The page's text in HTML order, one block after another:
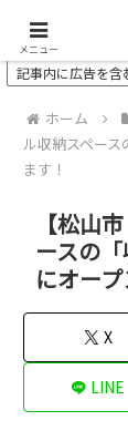
＼ 松
記事内に広告を含
ホーム
ル収納スペース
ます！
【松山
ースの
にオー
X
LINE
メニュー